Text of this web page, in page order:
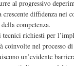
al progressivo
crescente diffidenza nei
competenza.
richiesti per
coinvolte nel processo
un’evidente